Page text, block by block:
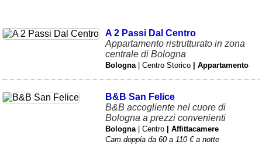
A 2 Passi Dal Centro
Appartamento ristrutturato in zona
centrale di Bologna
Bologna | Centro Storico | Appartamento
B&B San Felice
B&B accogliente nel cuore di
Bologna a prezzi convenienti
Bologna | Centro | Affittacamere
Cam.doppia da 60 a 110 € a notte